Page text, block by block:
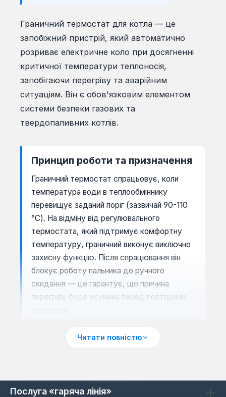
Граничний термостат для котла — це
запобіжний пристрій, який автоматично
розриває електричне коло при досягненні
критичної температури теплоносія,
запобігаючи перегріву та аварійним
ситуаціям. Він є обов'язковим елементом
системи безпеки газових та
твердопаливних котлів.
Принцип роботи та призначення
Граничний термостат спрацьовує, коли
температура води в теплообміннику
перевищує заданий поріг (зазвичай 90-110
°C). На відміну від регулювального
термостата, який підтримує комфортну
температуру, граничний виконує виключно
захисну функцію. Після спрацювання він
блокує роботу пальника до ручного
скидання — це гарантує, що причина
перегріву буде усунена перед повторним
широкого кола обладнання. Вони підходять
Читати повністю
Послуга «гаряча лінія»